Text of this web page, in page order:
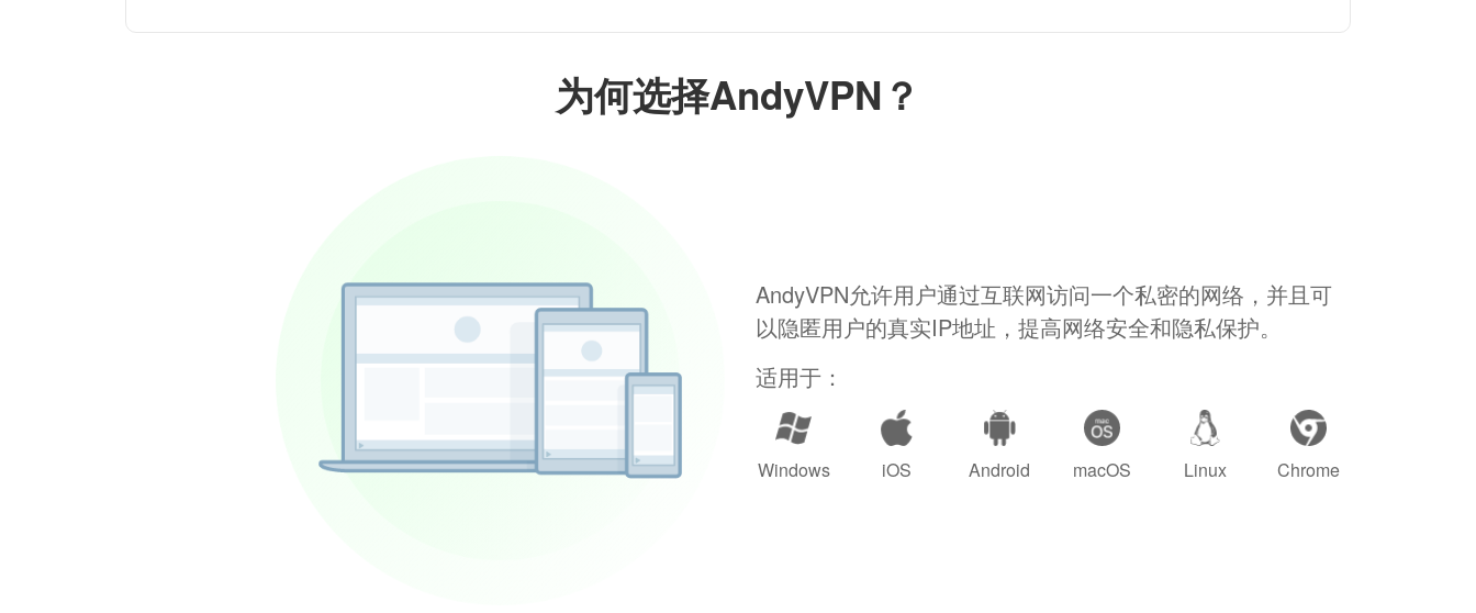
为何选择AndyVPN？
AndyVPN允许用户通过互联网访问一个私密的网络，并且可
以隐匿用户的真实IP地址，提高网络安全和隐私保护。
适用于：
Windows iOS Android macOS Linux Chrome